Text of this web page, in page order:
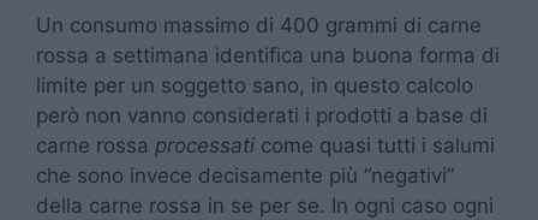
Un consumo massimo di 400 grammi di carne
rossa a settimana identifica una buona forma di
limite per un soggetto sano, in questo calcolo
però non vanno considerati i prodotti a base di
carne rossa processati come quasi tutti i salumi
che sono invece decisamente più “negativi”
della carne rossa in se per se. In ogni caso ogni